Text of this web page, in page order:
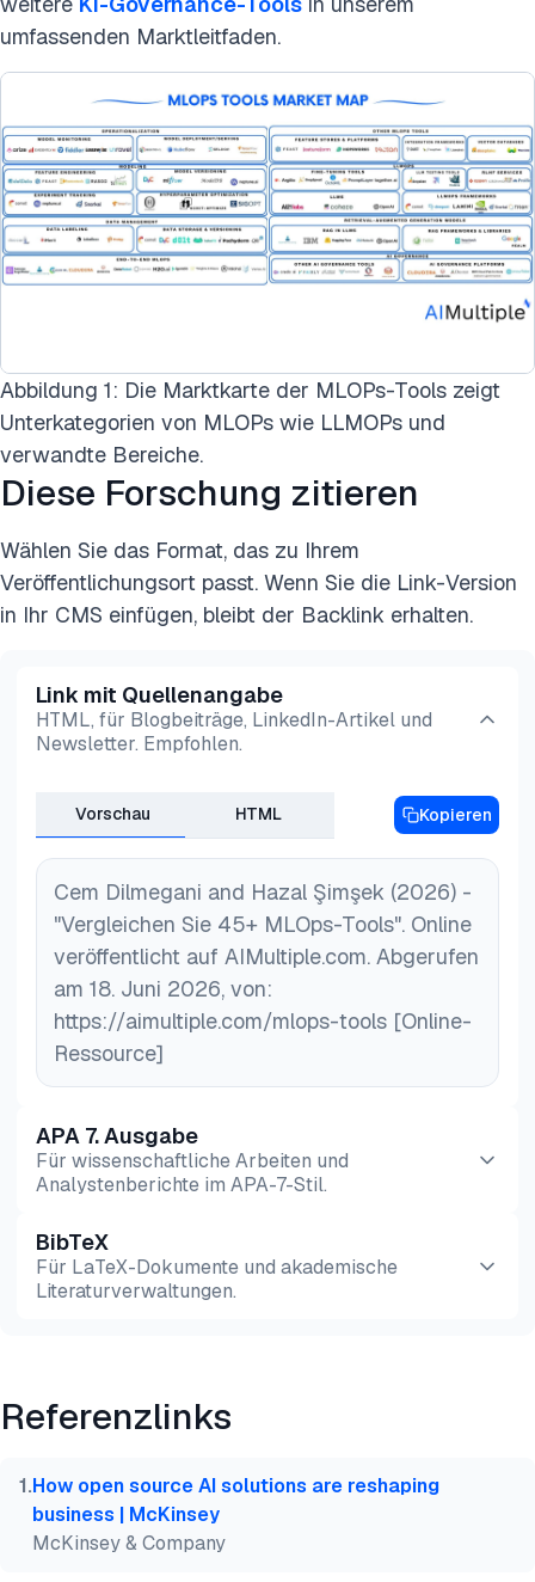
umfassenden Marktleitfaden.
Abbildung 1: Die Marktkarte der MLOPs-Tools zeigt
Unterkategorien von MLOPs wie LLMOPs und
verwandte Bereiche.
Diese Forschung zitieren
Wählen Sie das Format, das zu Ihrem
Veröffentlichungsort passt. Wenn Sie die Link-Version
in Ihr CMS einfügen, bleibt der Backlink erhalten.
Link mit Quellenangabe
HTML, für Blogbeiträge, LinkedIn-Artikel und
Newsletter. Empfohlen.
Vorschau HTML Kopieren
Cem Dilmegani and Hazal Şimşek (2026) -
"Vergleichen Sie 45+ MLOps-Tools". Online
veröffentlicht auf AIMultiple.com. Abgerufen
am 18. Juni 2026, von:
https://aimultiple.com/mlops-tools [Online-
Ressource]
APA 7. Ausgabe
Für wissenschaftliche Arbeiten und
Analystenberichte im APA-7-Stil.
Vorschau HTML
BibTeX
Für LaTeX-Dokumente und akademische
Literaturverwaltungen.
@misc{dilmegani2026,
  title  = {{Vergleichen Sie 45+ MLOps-Tools}},
  month  = jun,
howpublished    = {\url{https://aimultiple.com/
Referenzlinks
1.How open source AI solutions are reshaping
business | McKinsey
McKinsey & Company